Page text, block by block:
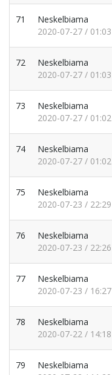
71
Neskelbiama
2020-07-27 / 01:03
72
Neskelbiama
2020-07-27 / 01:03
73
Neskelbiama
2020-07-27 / 01:02
74
Neskelbiama
2020-07-27 / 01:02
75
Neskelbiama
2020-07-23 / 22:29
76
Neskelbiama
2020-07-23 / 22:26
77
Neskelbiama
2020-07-23 / 16:27
78
Neskelbiama
2020-07-22 / 14:18
79
Neskelbiama